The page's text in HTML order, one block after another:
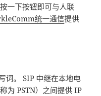
一下按钮即可与人联
统一通信提供
词。 SIP 中继在本地电
为 PSTN）之间提供 IP